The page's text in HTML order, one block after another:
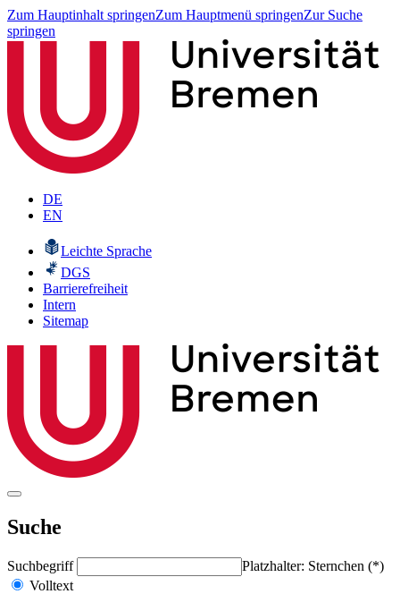
Zum Hauptinhalt springenZum Hauptmenü springenZur Suche
springen
DE
EN
Leichte Sprache
DGS
Barrierefreiheit
Intern
Sitemap
Suche
Suchbegriff
Platzhalter: Sternchen (*)
Volltext